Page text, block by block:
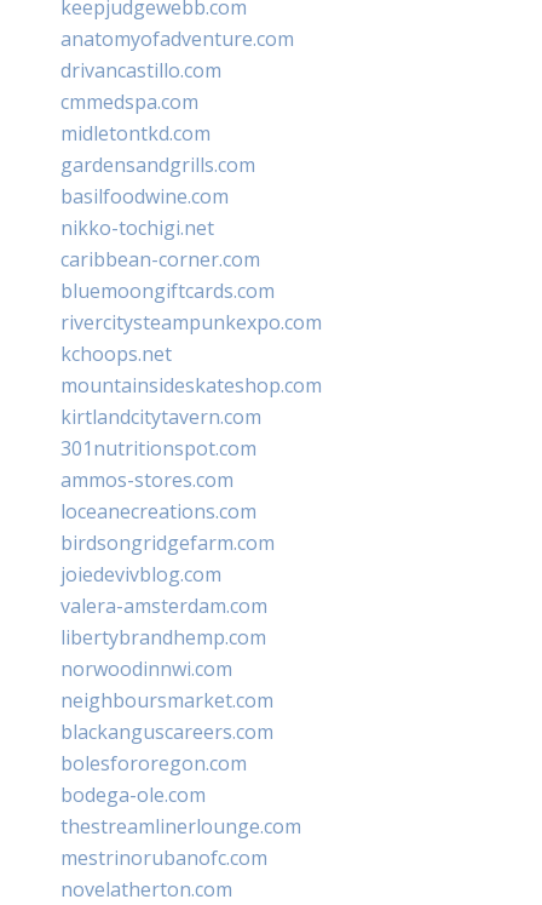
keepjudgewebb.com
anatomyofadventure.com
drivancastillo.com
cmmedspa.com
midletontkd.com
gardensandgrills.com
basilfoodwine.com
nikko-tochigi.net
caribbean-corner.com
bluemoongiftcards.com
rivercitysteampunkexpo.com
kchoops.net
mountainsideskateshop.com
kirtlandcitytavern.com
301nutritionspot.com
ammos-stores.com
loceanecreations.com
birdsongridgefarm.com
joiedevivblog.com
valera-amsterdam.com
libertybrandhemp.com
norwoodinnwi.com
neighboursmarket.com
blackanguscareers.com
bolesfororegon.com
bodega-ole.com
thestreamlinerlounge.com
mestrinorubanofc.com
novelatherton.com